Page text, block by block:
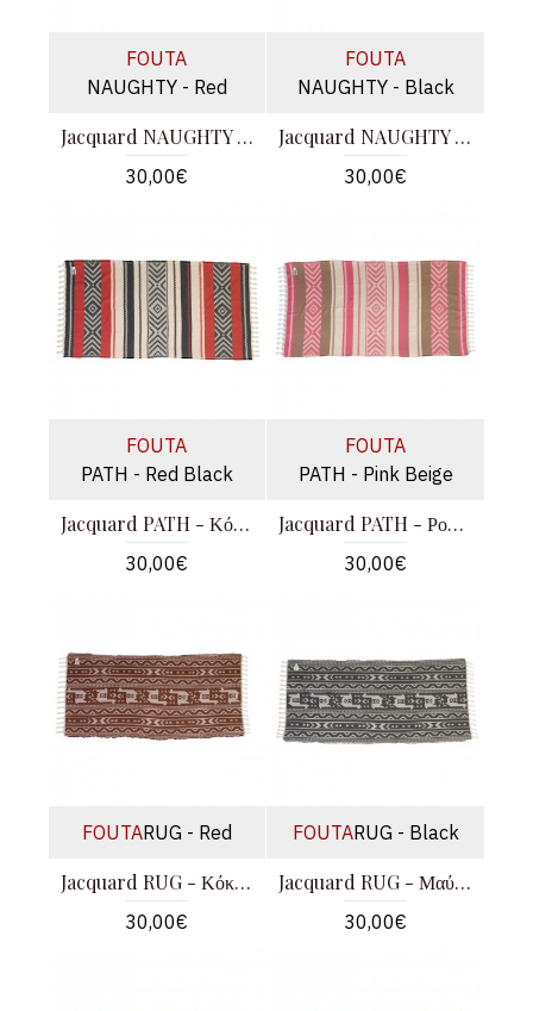
FOUTA
NAUGHTY - Red
Jacquard NAUGHTY - Κόκκινο
30,00€
FOUTA
NAUGHTY - Black
Jacquard NAUGHTY - Μαύρο
30,00€
FOUTA
PATH - Red Black
Jacquard PATH - Κόκκινο - Μαύρο
30,00€
FOUTA
PATH - Pink Beige
Jacquard PATH - Ροζ Μπεζ
30,00€
FOUTARUG - Red
Jacquard RUG - Κόκκινο
30,00€
FOUTARUG - Black
Jacquard RUG - Μαύρο
30,00€